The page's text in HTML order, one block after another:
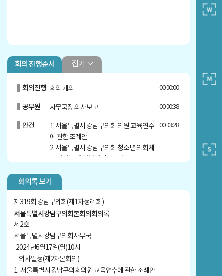
회의 진행순서 접기
회의진행 회의 개의 00:00:00
공무원 사무국장 의사보고 00:00:38
안건
1. 서울특별시 강남구의회 의원 교육연수
에 관한 조례안
2. 서울특별시 강남구의회 청소년 의회체
00:03:28
심사보고 김진경 의원 심사보고
및 운영에 관한 조례 일부개정조례안
4. 서울특별시 강남구 상징물 조례 일부개
5. 2024년도 제3차 수시분 공유재산관리
계획안
6. 서울특별시 강남구 생활임금 조례 전부
개정조례안
회의록 보기
제319회 강남구의회(제1차정례회)
서울특별시강남구의회본회의회의록
제2호
서울특별시강남구의회사무국
2024년6월17일(월)10시
의사일정(제2차본회의)
1. 서울특별시 강남구의회의원 교육연수에 관한 조례안